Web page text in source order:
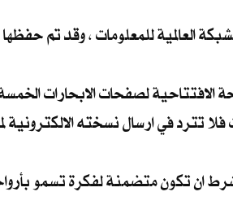
العالمية للمعلومات ، وقد تم
لصفحات الابحارات
تترد في ارسال نسخته الالكترونية
ان تكون متضمنة لفكرة تسمو